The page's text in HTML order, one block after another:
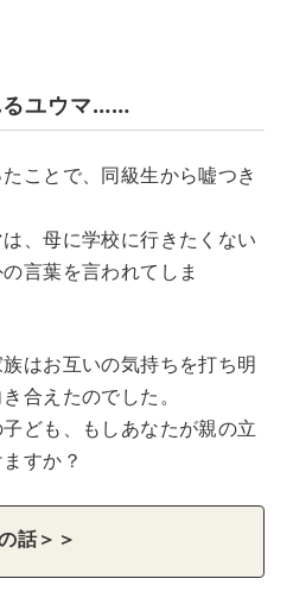
るユウマ……
ことで、同級生から嘘つき
、母に学校に行きたくない
言葉を言われてしま
はお互いの気持ちを打ち明
合えたのでした。
ども、もしあなたが親の立
すか？
話＞＞